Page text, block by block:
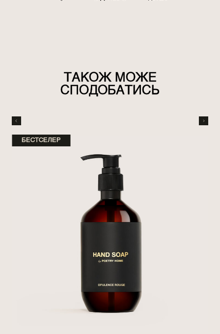
ТАКОЖ МОЖЕ
СПОДОБАТИСЬ
БЕСТСЕЛЕР